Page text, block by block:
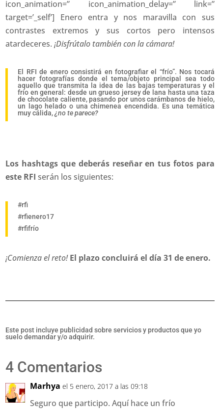
icon_animation=” icon_animation_delay=” link=”
target=’_self’] Enero entra y nos maravilla con sus
contrastes extremos y sus cortos pero intensos
atardeceres.¡Disfrútalo también con la cámara!
El RFI de enero consistirá en fotografiar el “frío”. Nos tocará
hacer fotografías donde el tema/objeto principal sea todo
aquello que transmita la idea de las bajas temperaturas y el
frío en general: desde un grueso jersey de lana hasta una taza
de chocolate caliente, pasando por unos carámbanos de hielo,
un lago helado o una chimenea encendida. Es una temática
muy cálida,¿no te parece?
Los hashtags que deberás reseñar en tus fotos para
este RFI serán los siguientes:
#rfi
#rfienero17
#rfifrío
¡Comienza el reto! El plazo concluirá el día 31 de enero.
Este post incluye publicidad sobre servicios y productos que yo
suelo demandar y/o adquirir.
4 Comentarios
Marhya el 5 enero, 2017 a las 09:18
Seguro que participo. Aquí hace un frío